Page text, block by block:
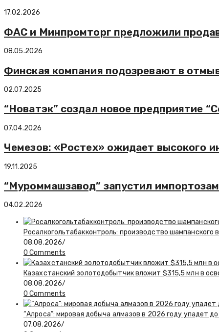
17.02.2026
ФАС и Минпромторг предложили
08.05.2026
Финская компания подозревают в
02.07.2025
“Новатэк” создал новое предприятие
07.04.2026
Чемезов: «Ростех» ожидает высокого
19.11.2025
“Муроммашзавод” запустил
04.02.2026
Росалкогольтабакконтроль: производство шампанского
08.08.2026/
0 Comments
Казахстанский золотодобытчик вложит $315,5 млн в
08.08.2026/
0 Comments
“Алроса”: мировая добыча алмазов в 2026 году упадет
07.08.2026/